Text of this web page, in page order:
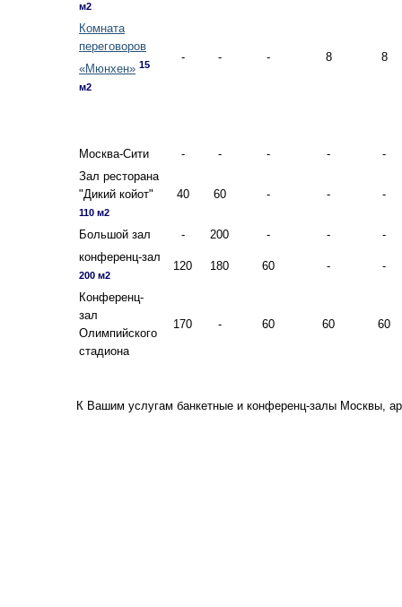
м2
Комната
переговоров
«Мюнхен» 15
м2
- - - 8 8
Москва-Сити - - - -
-
Зал ресторана
"Дикий койот"
110 м2
40 60 - - -
Большой зал - 200 - -
-
конференц-зал
200 м2
120 180 60 - -
Конференц-
зал
Олимпийского
стадиона
170 - 60 60 60
К Вашим услугам банкетные и конференц-залы Москвы,